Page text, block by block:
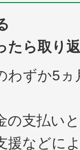
たら取り
わずか5
の支払い
援などに